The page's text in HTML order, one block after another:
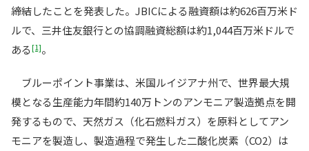
締結したことを発表した。JBICによる融資額は約626百万米ド
ルで、三井住友銀行との協調融資総額は約1,044百万米ドルで
ある[1]。
ブルーポイント事業は、米国ルイジアナ州で、世界最大規
模となる生産能力年間約140万トンのアンモニア製造拠点を開
発するもので、天然ガス（化石燃料ガス）を原料としてアン
モニアを製造し、製造過程で発生した二酸化炭素（CO2）は